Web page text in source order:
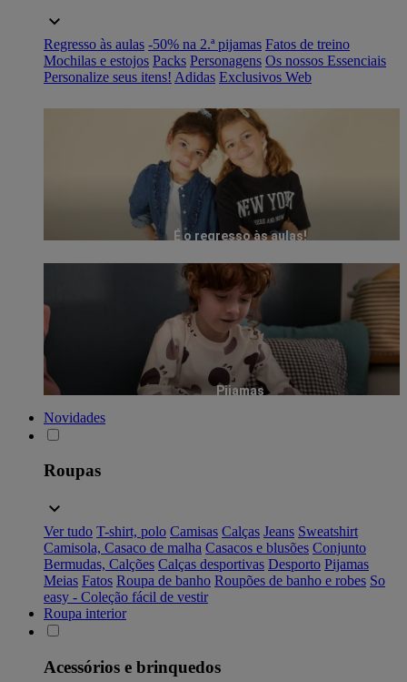
Regresso às aulas -50% na 2.ª pijamas Fatos de treino
Mochilas e estojos Packs Personagens Os nossos Essenciais
Personalize seus itens! Adidas Exclusivos Web
É o regresso às aulas!
Pijamas
Novidades
Roupas
Ver tudo T-shirt, polo Camisas Calças Jeans Sweatshirt
Camisola, Casaco de malha Casacos e blusões Conjunto
Bermudas, Calções Calças desportivas Desporto Pijamas
Meias Fatos Roupa de banho Roupões de banho e robes So
easy - Coleção fácil de vestir
Roupa interior
Acessórios e brinquedos